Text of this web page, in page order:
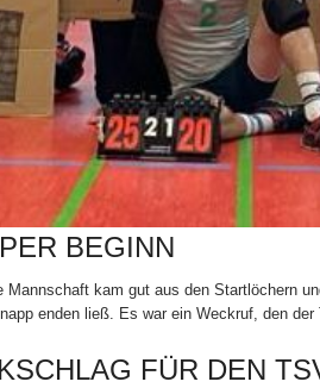
BEGINN
kam gut aus den Startlöchern
enden ließ. Es war ein Weckruf, den
FÜR DEN